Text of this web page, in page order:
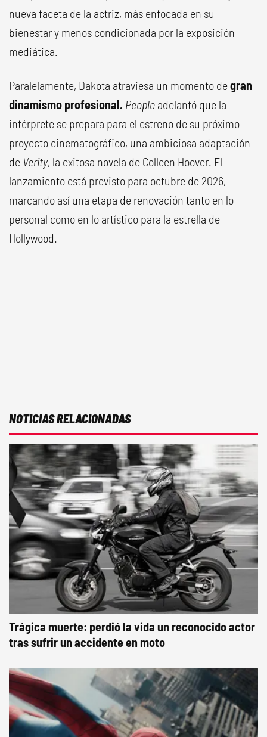
nueva faceta de la actriz, más enfocada en su
bienestar y menos condicionada por la exposición
mediática.
Paralelamente, Dakota atraviesa un momento degran
dinamismo profesional. People adelantó que la
intérprete se prepara para el estreno de su próximo
proyecto cinematográfico, una ambiciosa adaptación
de Verity, la exitosa novela de Colleen Hoover. El
lanzamiento está previsto para octubre de 2026,
marcando así una etapa de renovación tanto en lo
personal como en lo artístico para la estrella de
Hollywood.
NOTICIAS RELACIONADAS
Trágica muerte: perdió la vida un reconocido actor
tras sufrir un accidente en moto